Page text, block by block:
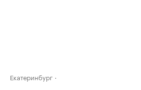
Екатеринбург